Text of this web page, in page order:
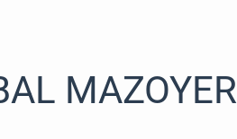
MAZOYER